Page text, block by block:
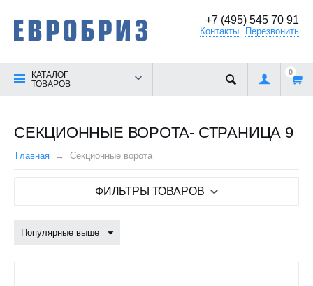
+7 (495) 545 70 91
Контакты Перезвонить
КАТАЛОГ
ТОВАРОВ
0
СЕКЦИОННЫЕ ВОРОТА- СТРАНИЦА 9
Главная Секционные ворота
ФИЛЬТРЫ ТОВАРОВ
Популярные выше